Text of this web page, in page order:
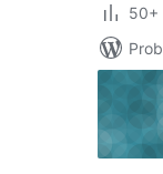
50+